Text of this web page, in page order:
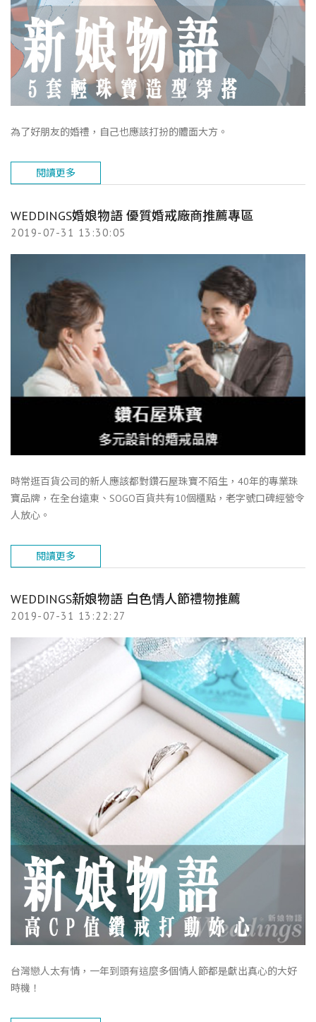
為了好朋友的婚禮，自己也應該打扮的體面大方。
閱讀更多
WEDDINGS婚娘物語 優質婚戒廠商推薦專區
2019-07-31 13:30:05
時常逛百貨公司的新人應該都對鑽石屋珠寶不陌生，40年的專業珠
寶品牌，在全台遠東、SOGO百貨共有10個櫃點，老字號口碑經營令
人放心。
閱讀更多
WEDDINGS新娘物語 白色情人節禮物推薦
2019-07-31 13:22:27
台灣戀人太有情，一年到頭有這麼多個情人節都是獻出真心的大好
時機！